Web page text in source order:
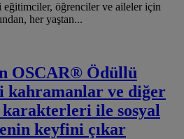
eğitimciler, öğrenciler ve aileler için
her yaştan...
OSCAR® Ödüllü
ve diğer
karakterleri ile sosyal
keyfini çıkar